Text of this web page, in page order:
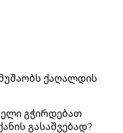
ქაღალდის
გჭირდებათ
გასაშვებად?